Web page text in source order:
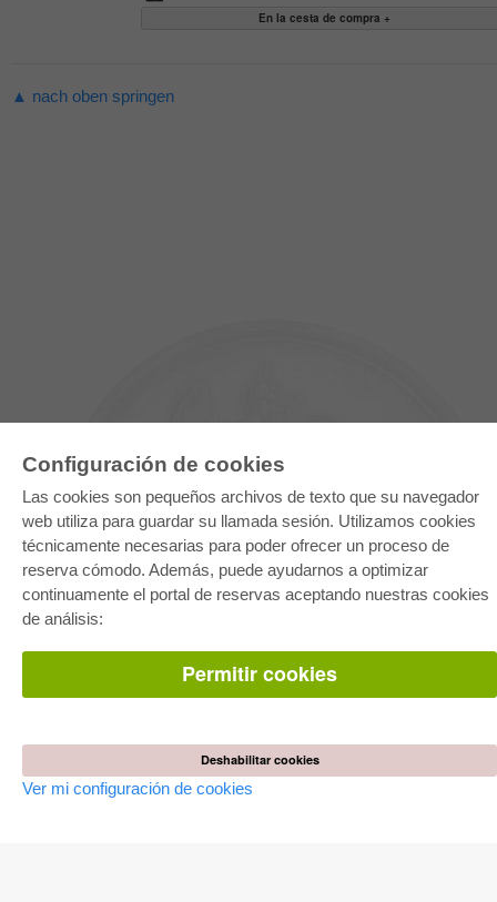
Configuración de cookies
Las cookies son pequeños archivos de texto que su navegador
web utiliza para guardar su llamada sesión. Utilizamos cookies
técnicamente necesarias para poder ofrecer un proceso de
reserva cómodo. Además, puede ayudarnos a optimizar
continuamente el portal de reservas aceptando nuestras cookies
de análisis:
Permitir cookies
Deshabilitar cookies
Ver mi configuración de cookies
▲ nach oben springen
E-COLLECTION
Paquete de especialidades
Facilitación de E-Books
Preguntas mas frequentes(FAQ)
Condiciones